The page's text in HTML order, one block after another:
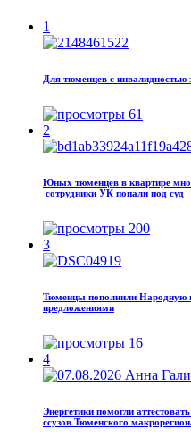
1
Для тюменцев с инвалидностью
61
2
Юных тюменцев в квартире
сотрудники УК попали под суд
200
3
Тюменцы пополнили Народную
предложениями
16
4
Энергетики помогли
ссузов Тюменского